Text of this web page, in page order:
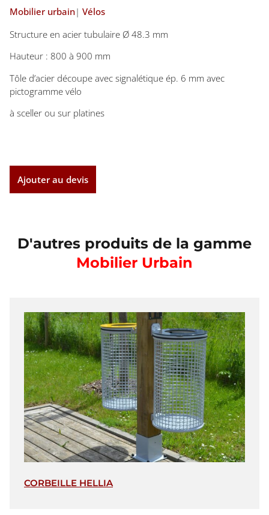
Mobilier urbain| Vélos
Structure en acier tubulaire Ø 48.3 mm
Hauteur : 800 à 900 mm
Tôle d’acier découpe avec signalétique ép. 6 mm avec
pictogramme vélo
à sceller ou sur platines
Ajouter au devis
D'autres produits de la gamme
Mobilier Urbain
CORBEILLE HELLIA